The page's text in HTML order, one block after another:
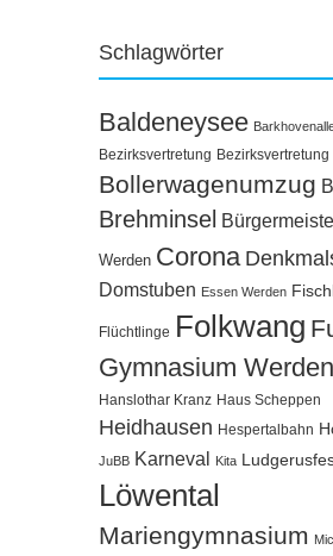
Schlagwörter
Baldeneysee
Bezirksvertretung Bezirksvertretung
Bollerwagenumzug
Brehminsel
Werden Corona
Domstuben Essen Werden
Flüchtlinge Folkwang
Gymnasium Werden
Hanslothar Kranz Haus Scheppen
Heidhausen Hespertalbahn
JuBB Karneval Kita
Löwental
Mariengymnasium